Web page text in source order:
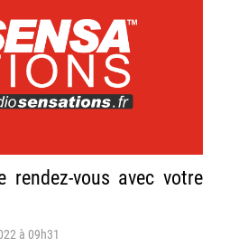
rendez-vous avec votre
à 09h31